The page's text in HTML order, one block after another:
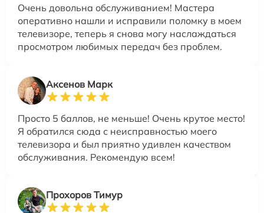
Очень довольна обслуживанием! Мастера
оперативно нашли и исправили поломку в моем
телевизоре, теперь я снова могу наслаждаться
просмотром любимых передач без проблем.
Аксенов Марк
Просто 5 баллов, не меньше! Очень крутое место!
Я обратился сюда с неисправностью моего
телевизора и был приятно удивлен качеством
обслуживания. Рекомендую всем!
Прохоров Тимур